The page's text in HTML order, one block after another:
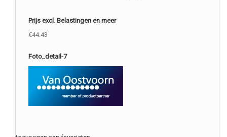
Prijs excl. Belastingen en meer
€44.43
Foto_detail-7